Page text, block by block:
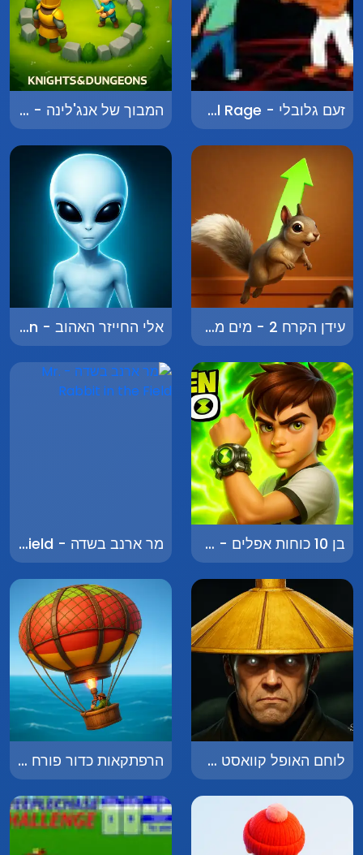
זעם גלובלי - The Global Rage המבוך של אנג'לינה - The Maze of Angelina
עידן הקרח 2 - מים מסוכנים - Ice Age 2: Dangerous Waters אלי החייזר האהוב - Ali the Beloved Alien
בן 10 כוחות אפלים - Ben 10 Dark Forces מר ארנב בשדה - Mr. Rabbit in the Field
לוחם האופל קוואסט - Warrior of Darkness Quest הרפתקאות כדור פורח - Balloon Adventures